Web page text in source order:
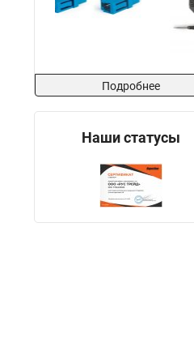
Подробнее
Наши статусы